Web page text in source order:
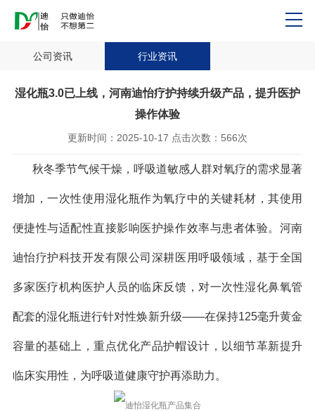
公司资讯 行业资讯
湿化瓶3.0已上线，河南迪怡疗护持续升级产品，提升医护
操作体验
更新时间： 2025-10-17 点击次数： 566次
秋冬季节气候干燥，呼吸道敏感人群对氧疗的需求显著
增加，一次性使用湿化瓶作为氧疗中的关键耗材，其使用
便捷性与适配性直接影响医护操作效率与患者体验。河南
迪怡疗护科技开发有限公司深耕医用呼吸领域，基于全国
多家医疗机构医护人员的临床反馈，对一次性湿化鼻氧管
配套的湿化瓶进行针对性焕新升级——在保持125毫升黄金
容量的基础上，重点优化产品护帽设计，以细节革新提升
临床实用性，为呼吸道健康守护再添助力。